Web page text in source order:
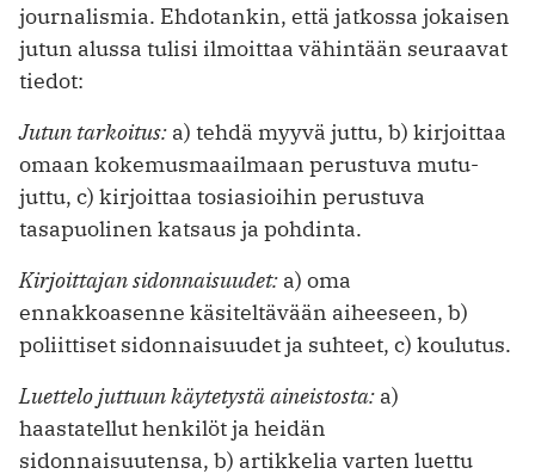
journalismia. Ehdotankin, että jatkossa jokaisen
jutun alussa tulisi ilmoittaa vähintään seuraavat
tiedot:
Jutun tarkoitus: a) tehdä myyvä juttu, b) kirjoittaa
omaan kokemusmaailmaan perustuva mutu-
juttu, c) kirjoittaa tosiasioihin perustuva
tasapuolinen katsaus ja pohdinta.
Kirjoittajan sidonnaisuudet: a) oma
ennakkoasenne käsiteltävään aiheeseen, b)
poliittiset sidonnaisuudet ja suhteet, c) koulutus.
Luettelo juttuun käytetystä aineistosta: a)
haastatellut henkilöt ja heidän
sidonnaisuutensa, b) artikkelia varten luettu